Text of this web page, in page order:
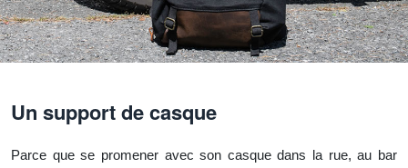
Un support de casque
Parce que se promener avec son casque dans la rue, au bar